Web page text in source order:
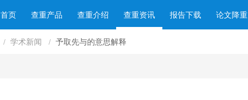
首页 查重产品 查重介绍 查重资讯 报告下载 论文降重
/ 学术新闻 / 予取先与的意思解释